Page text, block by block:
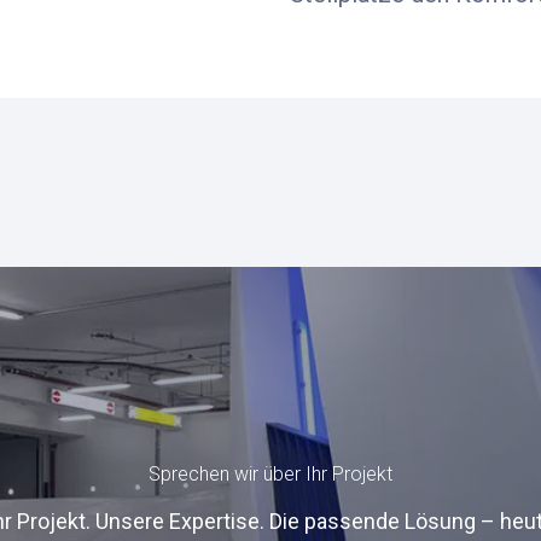
Sprechen wir über Ihr Projekt
Projekt. Unsere Expertise. Die passende Lösung –